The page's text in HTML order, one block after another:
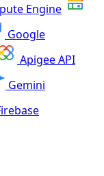
Engine
Google
Apigee API
Gemini